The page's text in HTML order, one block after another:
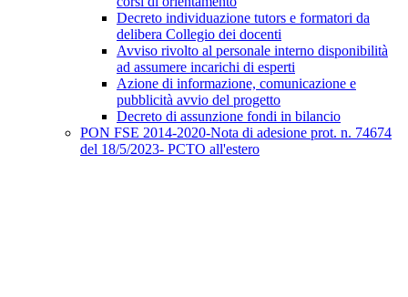
Decreto individuazione tutors e formatori da
delibera Collegio dei docenti
Avviso rivolto al personale interno disponibilità
ad assumere incarichi di esperti
Azione di informazione, comunicazione e
pubblicità avvio del progetto
Decreto di assunzione fondi in bilancio
PON FSE 2014-2020-Nota di adesione prot. n. 74674
del 18/5/2023- PCTO all'estero